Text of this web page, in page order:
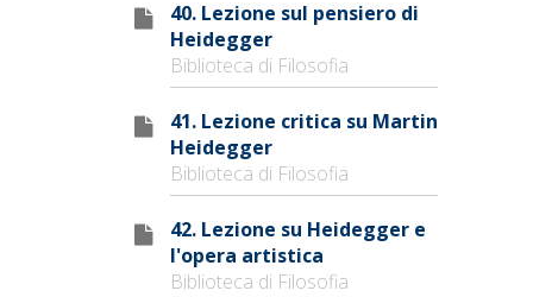
40. Lezione sul pensiero di
Heidegger
Biblioteca di Filosofia
41. Lezione critica su Martin
Heidegger
Biblioteca di Filosofia
42. Lezione su Heidegger e
l'opera artistica
Biblioteca di Filosofia